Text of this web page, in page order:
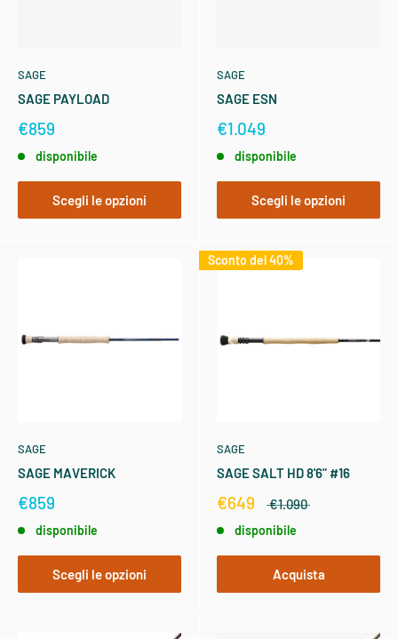
SAGE
SAGE PAYLOAD
€859
disponibile
Scegli le opzioni
SAGE
SAGE ESN
€1.049
disponibile
Scegli le opzioni
SAGE
SAGE MAVERICK
€859
disponibile
Scegli le opzioni
Sconto del 40%
SAGE
SAGE SALT HD 8'6" #16
€649 €1.090
disponibile
Acquista